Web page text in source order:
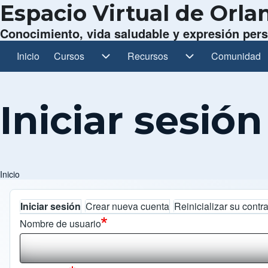
Espacio Virtual de
Conocimiento, vida saludable y expresión
Navegación principal
Inicio Cursos
Cursos sub-navegación
Recursos
Recursos sub-navegación
Comunidad
Comunidad
Iniciar sesión
Ruta de navegación
Inicio
Solapas principales
Iniciar sesión Crear nueva cuenta Reinicializar su
Nombre de usuario